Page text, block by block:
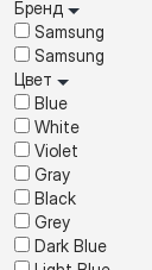
Бренд
Samsung
Samsung
Цвет
Blue
White
Violet
Gray
Black
Grey
Dark Blue